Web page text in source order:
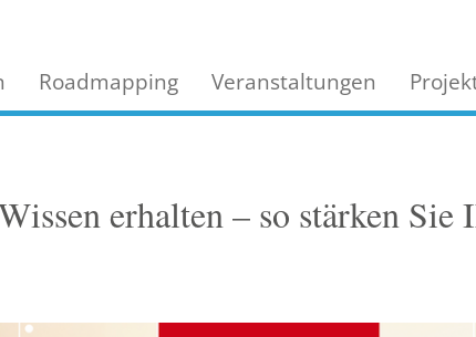
Roadmapping Veranstaltungen
erhalten – so stärken